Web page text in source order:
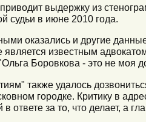
приводит выдержку из
судьи в июне 2010 года.
оказались и другие
является известным
Боровкова - это не моя
также удалось
городке. Критику в
ответе за то, что делает, а